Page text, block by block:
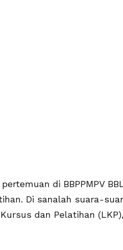
pertemuan di BBPPMPV
Di sanalah suara-
dan Pelatihan